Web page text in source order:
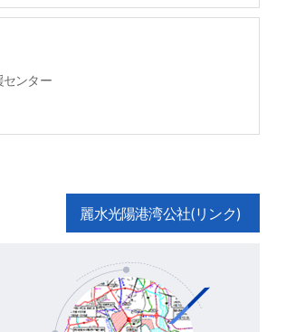
センター
麗水光陽港湾公社(リンク)